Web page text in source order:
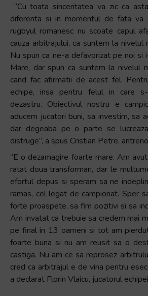
“Cu toata sinceritatea va zic ca
diferenta si in momentul de fata va
rugbyul romanesc nu scoate capul
cauza arbitrajului, ca suntem la nivelul
Nu spun ca ne-a defavorizat pe noi si
Mare, dar spun ca suntem la nivelul
cand fac afirmatii de acest fel.
echipe, insa pentru felul in care
dezastru. Obiectivul nostru e
aducem jucatori buni, sa investim, sa
dar degeaba pe o parte se
distruge”, a spus Cristian Petre,
“E o dezamagire foarte mare. Am
ratat doua transformari, dar le
efortul depus si speram sa ne
ramas, cel legat de campionat. Sper
forte proaspete, sa fim pozitivi si sa
Am invatat ca trebuie sa credem mai
pe final in 13 oameni si tot am
foarte buna si nu am reusit sa o
castiga. Nu am ce sa reprosez
cred ca arbitrajul e de vina pentru
a declarat Florin Vlaicu, jucatorul